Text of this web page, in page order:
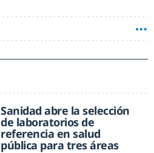
Sanidad abre la selección
de laboratorios de
referencia en salud
pública para tres áreas